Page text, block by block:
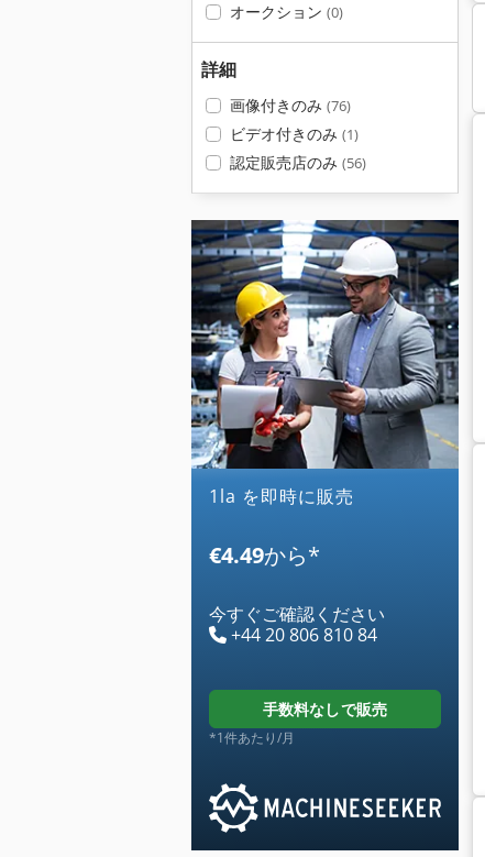
オークション (0)
詳細
画像付きのみ (76)
ビデオ付きのみ (1)
認定販売店のみ (56)
1la を即時に販売
€4.49から*
今すぐご確認ください
+44 20 806 810 84
手数料なしで販売
*1件あたり/月
Upright Tm 12